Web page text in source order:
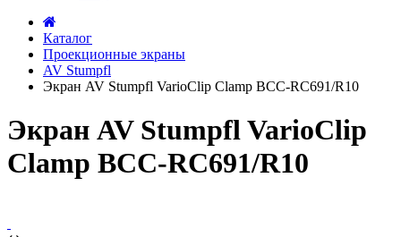
Каталог
Проекционные экраны
AV Stumpfl
Экран AV Stumpfl VarioClip Clamp BCC-RC691/R10
Экран AV Stumpfl VarioClip
Clamp BCC-RC691/R10